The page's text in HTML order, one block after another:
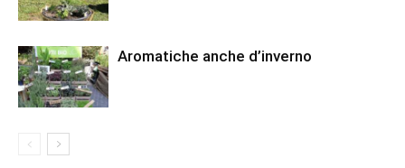
Aromatiche anche d’inverno